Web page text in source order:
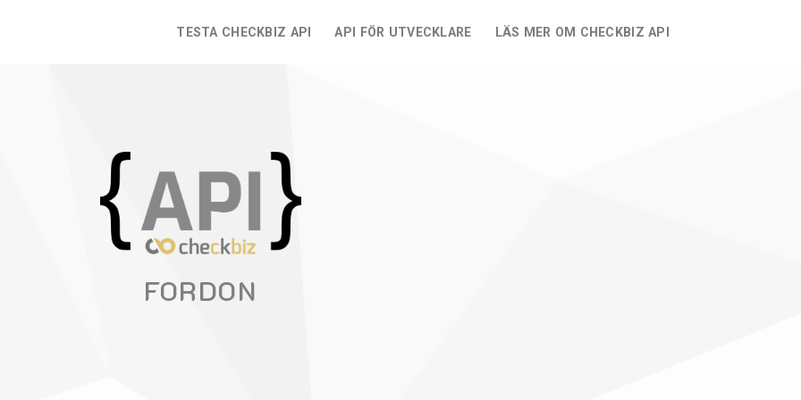
TESTA CHECKBIZ API API FÖR UTVECKLARE LÄS MER OM CHECKBIZ API
FORDON